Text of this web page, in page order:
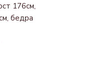
176см,
бедра